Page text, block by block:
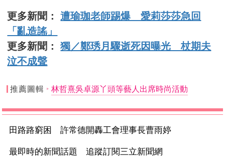
更多新聞：遭瑜珈老師踢爆 愛莉莎莎急回
「亂造謠」
更多新聞：獨／鄭琇月驟逝死因曝光 杖期夫
泣不成聲
推薦圖輯 林哲熹吳卓源丫頭等藝人出席時尚活動
田路路窮困 許常德開轟工會理事長曹雨婷
最即時的新聞話題 追蹤訂閱三立新聞網